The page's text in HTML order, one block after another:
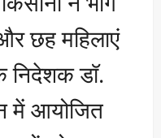
छह महिलाएं
निदेशक डॉ.
में आयोजित